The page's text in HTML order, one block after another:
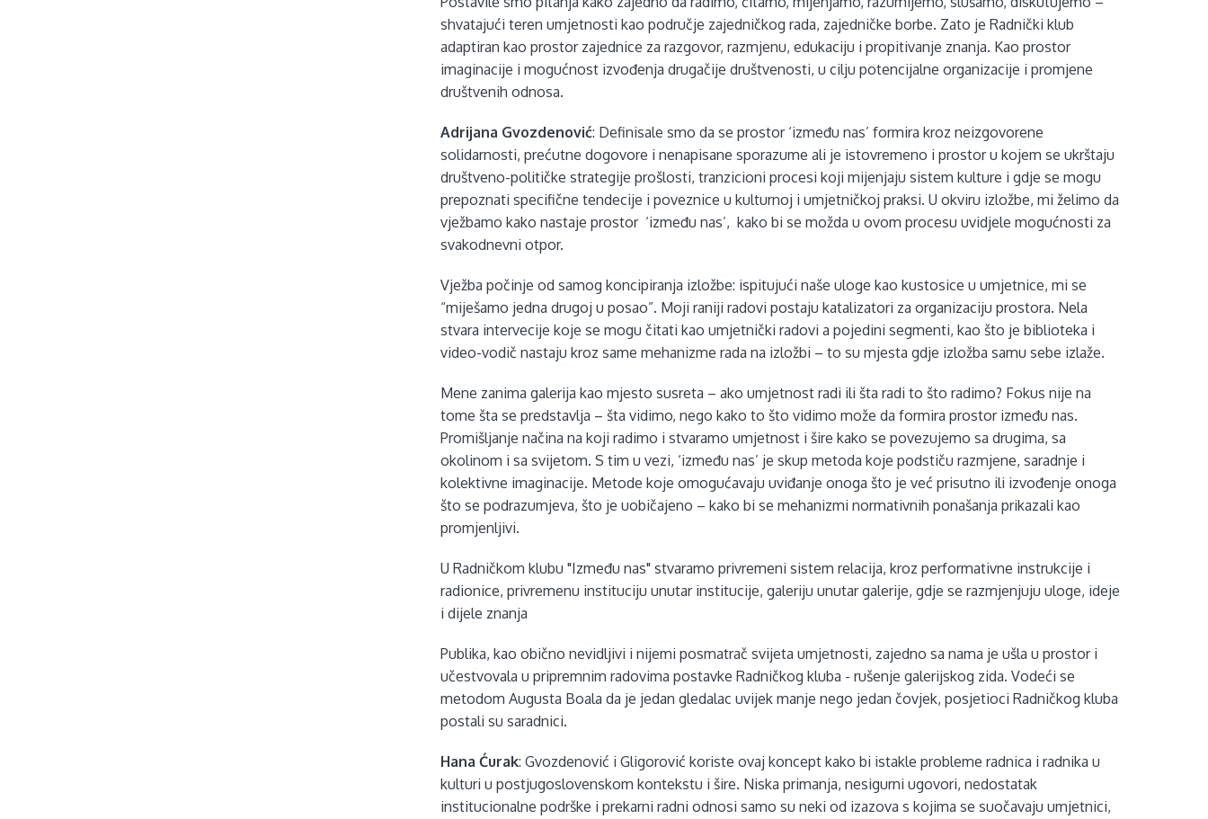
shvatajući teren umjetnosti kao područje zajedničkog rada, zajedničke borbe. Zato je Radnički klub
adaptiran kao prostor zajednice za razgovor, razmjenu, edukaciju i propitivanje znanja. Kao prostor
imaginacije i mogućnost izvođenja drugačije društvenosti, u cilju potencijalne organizacije i promjene
društvenih odnosa.
Adrijana Gvozdenović: Definisale smo da se prostor ‘između nas’ formira kroz neizgovorene
solidarnosti, prećutne dogovore i nenapisane sporazume ali je istovremeno i prostor u kojem se ukrštaju
društveno-političke strategije prošlosti, tranzicioni procesi koji mijenjaju sistem kulture i gdje se mogu
prepoznati specifične tendecije i poveznice u kulturnoj i umjetničkoj praksi. U okviru izložbe, mi želimo da
vježbamo kako nastaje prostor ‘između nas’, kako bi se možda u ovom procesu uvidjele mogućnosti za
svakodnevni otpor.
Vježba počinje od samog koncipiranja izložbe: ispitujući naše uloge kao kustosice u umjetnice, mi se
“miješamo jedna drugoj u posao”. Moji raniji radovi postaju katalizatori za organizaciju prostora. Nela
stvara intervecije koje se mogu čitati kao umjetnički radovi a pojedini segmenti, kao što je biblioteka i
video-vodič nastaju kroz same mehanizme rada na izložbi – to su mjesta gdje izložba samu sebe izlaže.
Mene zanima galerija kao mjesto susreta – ako umjetnost radi ili šta radi to što radimo? Fokus nije na
tome šta se predstavlja – šta vidimo, nego kako to što vidimo može da formira prostor između nas.
Promišljanje načina na koji radimo i stvaramo umjetnost i šire kako se povezujemo sa drugima, sa
okolinom i sa svijetom. S tim u vezi, ‘između nas’ je skup metoda koje podstiču razmjene, saradnje i
kolektivne imaginacije. Metode koje omogućavaju uviđanje onoga što je već prisutno ili izvođenje onoga
što se podrazumjeva, što je uobičajeno – kako bi se mehanizmi normativnih ponašanja prikazali kao
promjenljivi.
U Radničkom klubu "Između nas" stvaramo privremeni sistem relacija, kroz performativne instrukcije i
radionice, privremenu instituciju unutar institucije, galeriju unutar galerije, gdje se razmjenjuju uloge, ideje
i dijele znanja
Publika, kao obično nevidljivi i nijemi posmatrač svijeta umjetnosti, zajedno sa nama je ušla u prostor i
učestvovala u pripremnim radovima postavke Radničkog kluba - rušenje galerijskog zida. Vodeći se
metodom Augusta Boala da je jedan gledalac uvijek manje nego jedan čovjek, posjetioci Radničkog kluba
postali su saradnici.
Hana Ćurak: Gvozdenović i Gligorović koriste ovaj koncept kako bi istakle probleme radnica i radnika u
kulturi u postjugoslovenskom kontekstu i šire. Niska primanja, nesigurni ugovori, nedostatak
institucionalne podrške i prekarni radni odnosi samo su neki od izazova s kojima se suočavaju umjetnici,